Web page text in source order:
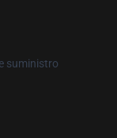
suministro